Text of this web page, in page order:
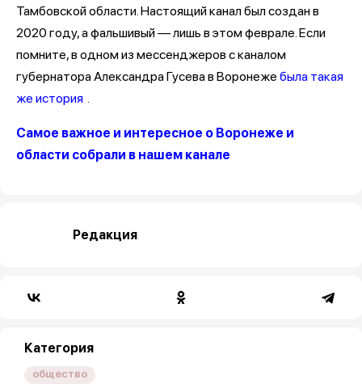
Тамбовской области. Настоящий канал был создан в
2020 году, а фальшивый — лишь в этом феврале. Если
помните, в одном из мессенджеров с каналом
губернатора Александра Гусева в Воронеже была такая
же история .
Самое важное и интересное о Воронеже и
области собрали в нашем канале
Редакция
Категория
общество